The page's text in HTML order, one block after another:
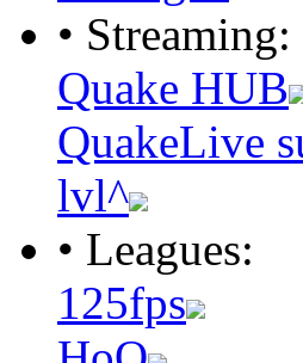
• Streaming:
Quake HUB
QuakeLive
lvl^
• Leagues:
125fps